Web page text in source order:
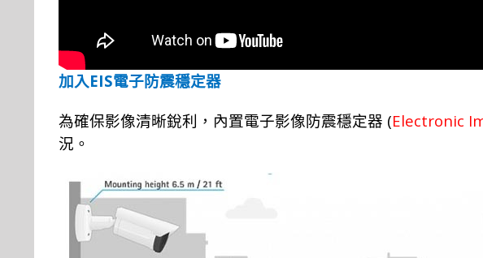
加入EIS電子防震穩定器
為確保影像清晰銳利，內置電子影像防震穩定器 (Electronic
況。